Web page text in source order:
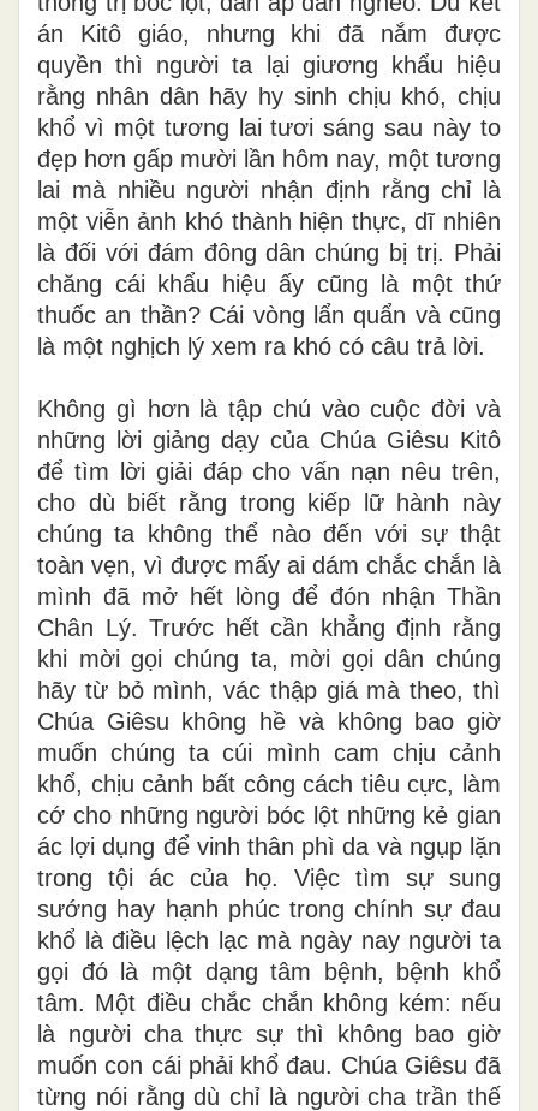
án Kitô giáo, nhưng khi đã nắm được
quyền thì người ta lại giương khẩu hiệu
rằng nhân dân hãy hy sinh chịu khó, chịu
khổ vì một tương lai tươi sáng sau này to
đẹp hơn gấp mười lần hôm nay, một tương
lai mà nhiều người nhận định rằng chỉ là
một viễn ảnh khó thành hiện thực, dĩ nhiên
là đối với đám đông dân chúng bị trị. Phải
chăng cái khẩu hiệu ấy cũng là một thứ
thuốc an thần? Cái vòng lẩn quẩn và cũng
là một nghịch lý xem ra khó có câu trả lời.
Không gì hơn là tập chú vào cuộc đời và
những lời giảng dạy của Chúa Giêsu Kitô
để tìm lời giải đáp cho vấn nạn nêu trên,
cho dù biết rằng trong kiếp lữ hành này
chúng ta không thể nào đến với sự thật
toàn vẹn, vì được mấy ai dám chắc chắn là
mình đã mở hết lòng để đón nhận Thần
Chân Lý. Trước hết cần khẳng định rằng
khi mời gọi chúng ta, mời gọi dân chúng
hãy từ bỏ mình, vác thập giá mà theo, thì
Chúa Giêsu không hề và không bao giờ
muốn chúng ta cúi mình cam chịu cảnh
khổ, chịu cảnh bất công cách tiêu cực, làm
cớ cho những người bóc lột những kẻ gian
ác lợi dụng để vinh thân phì da và ngụp lặn
trong tội ác của họ. Việc tìm sự sung
sướng hay hạnh phúc trong chính sự đau
khổ là điều lệch lạc mà ngày nay người ta
gọi đó là một dạng tâm bệnh, bệnh khổ
tâm. Một điều chắc chắn không kém: nếu
là người cha thực sự thì không bao giờ
muốn con cái phải khổ đau. Chúa Giêsu đã
từng nói rằng dù chỉ là người cha trần thế